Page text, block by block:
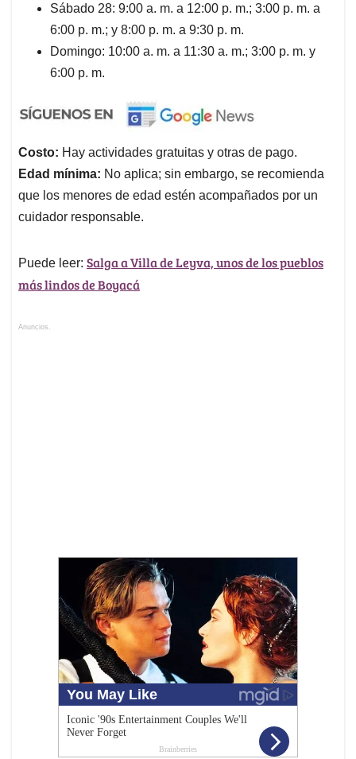
Sábado 28: 9:00 a. m. a 12:00 p. m.; 3:00 p. m. a
6:00 p. m.; y 8:00 p. m. a 9:30 p. m.
Domingo: 10:00 a. m. a 11:30 a. m.; 3:00 p. m. y
6:00 p. m.
Costo: Hay actividades gratuitas y otras de pago.
Edad mínima: No aplica; sin embargo, se recomienda
que los menores de edad estén acompañados por un
cuidador responsable.
Puede leer: Salga a Villa de Leyva, unos de los pueblos
más lindos de Boyacá
Anuncios.